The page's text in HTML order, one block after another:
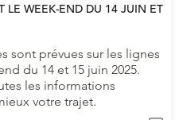
LE WEEK-END DU 14 JUIN ET
sont prévues sur les lignes
du 14 et 15 juin 2025.
les informations
votre trajet.